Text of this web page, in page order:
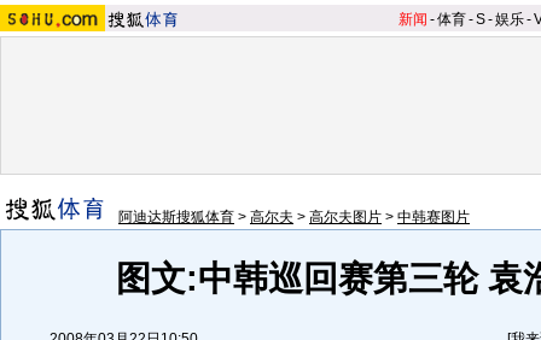
新闻 -体育-S-娱乐-
阿迪达斯搜狐体育 > 高尔夫 > 高尔夫图片 > 中韩赛图片
图文:中韩巡回赛第三轮 袁